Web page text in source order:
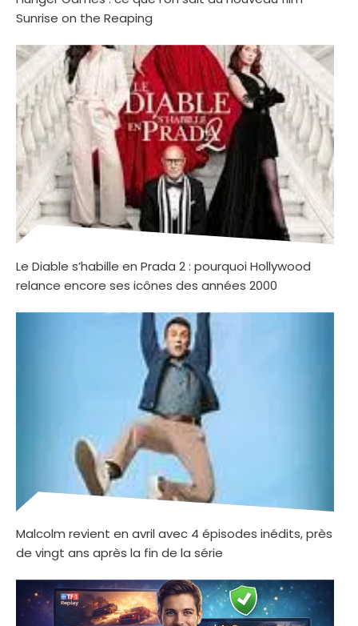
Sunrise on the Reaping
Le Diable s’habille en Prada 2 : pourquoi Hollywood
relance encore ses icônes des années 2000
Malcolm revient en avril avec 4 épisodes inédits, près
de vingt ans après la fin de la série